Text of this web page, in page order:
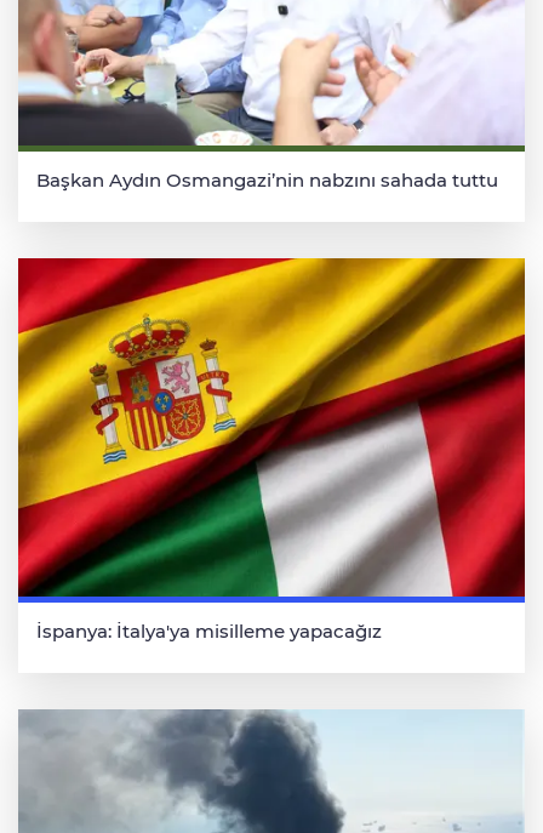
Başkan Aydın Osmangazi’nin nabzını sahada tuttu
İspanya: İtalya'ya misilleme yapacağız